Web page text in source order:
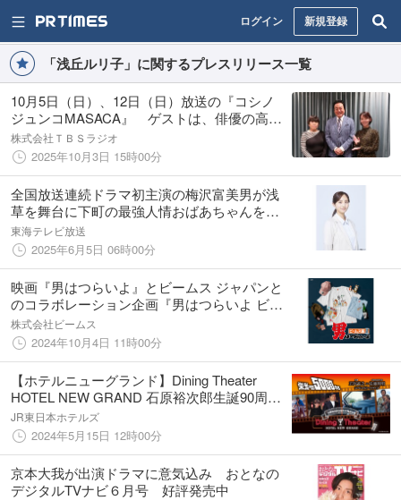
ログイン 新規登録
「浅丘ルリ子」に関するプレスリリース一覧
10月5日（日）、12日（日）放送の『コシノ
ジュンコMASACA』 ゲストは、俳優の高橋
英樹さん。
株式会社ＴＢＳラジオ
2025年10月3日 15時00分
全国放送連続ドラマ初主演の梅沢富美男が浅
草を舞台に下町の最強人情おばあちゃんを演
じる「浅草ラスボスおばあちゃん」に堀田
茜、朝日奈央、研ナオコ、浅丘ルリ子らが個
性豊かな様々なキャラクターで登場！！
東海テレビ放送
2025年6月5日 06時00分
映画『男はつらいよ』とビームス ジャパンと
のコラボレーション企画『男はつらいよ ビー
ムス篇 55周年』を発売します。
株式会社ビームス
2024年10月4日 11時00分
【ホテルニューグランド】Dining Theater
HOTEL NEW GRAND 石原裕次郎生誕90周年
企画「栄光への5000キロ」上映 俳優 五代高
之×娯楽映画研究家 佐藤利明トークライブも
開催
JR東日本ホテルズ
2024年5月15日 12時00分
京本大我が出演ドラマに意気込み おとなの
デジタルTVナビ６月号 好評発売中